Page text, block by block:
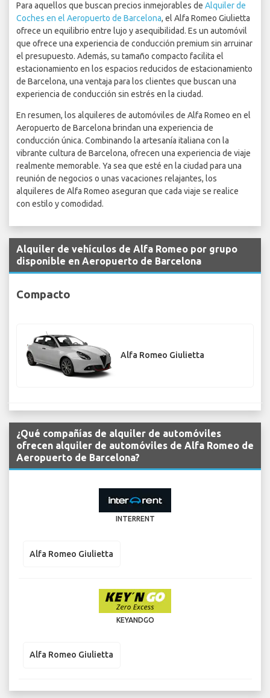
Para aquellos que buscan precios inmejorables de Alquiler de
Coches en el Aeropuerto de Barcelona, el Alfa Romeo Giulietta
ofrece un equilibrio entre lujo y asequibilidad. Es un automóvil
que ofrece una experiencia de conducción premium sin arruinar
el presupuesto. Además, su tamaño compacto facilita el
estacionamiento en los espacios reducidos de estacionamiento
de Barcelona, una ventaja para los clientes que buscan una
experiencia de conducción sin estrés en la ciudad.
En resumen, los alquileres de automóviles de Alfa Romeo en el
Aeropuerto de Barcelona brindan una experiencia de
conducción única. Combinando la artesanía italiana con la
vibrante cultura de Barcelona, ofrecen una experiencia de viaje
realmente memorable. Ya sea que esté en la ciudad para una
reunión de negocios o unas vacaciones relajantes, los
alquileres de Alfa Romeo aseguran que cada viaje se realice
con estilo y comodidad.
Alquiler de vehículos de Alfa Romeo por grupo
disponible en Aeropuerto de Barcelona
Compacto
Alfa Romeo Giulietta
¿Qué compañías de alquiler de automóviles
ofrecen alquiler de automóviles de Alfa Romeo de
Aeropuerto de Barcelona?
INTERRENT
Alfa Romeo Giulietta
KEYANDGO
Alfa Romeo Giulietta